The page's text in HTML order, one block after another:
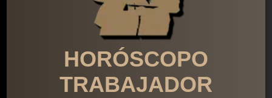
HORÓSCOPO
TRABAJADOR